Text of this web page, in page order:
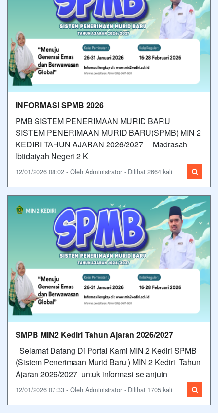
INFORMASI SPMB 2026
PMB SISTEM PENERIMAAN MURID BARU
SISTEM PENERIMAAN MURID BARU(SPMB) MIN 2
KEDIRI TAHUN AJARAN 2026/2027 Madrasah
Ibtidaiyah Negeri 2 K
12/01/2026 08:02 - Oleh Administrator - Dilihat 2664 kali
SMPB MIN2 Kediri Tahun Ajaran 2026/2027
Selamat Datang Di Portal Kami MIN 2 Kediri SPMB
(Sistem Penerimaan Murid Baru ) MIN 2 Kediri Tahun
Ajaran 2026/2027 untuk informasi selanjutn
12/01/2026 07:33 - Oleh Administrator - Dilihat 1705 kali